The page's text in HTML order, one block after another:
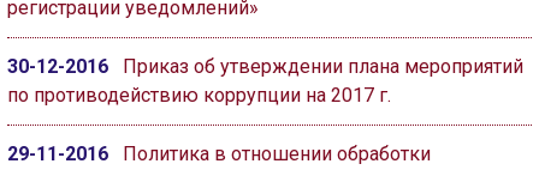
регистрации уведомлений»
30-12-2016
Приказ об утверждении плана мероприятий
по противодействию коррупции на 2017 г.
29-11-2016
Политика в отношении обработки